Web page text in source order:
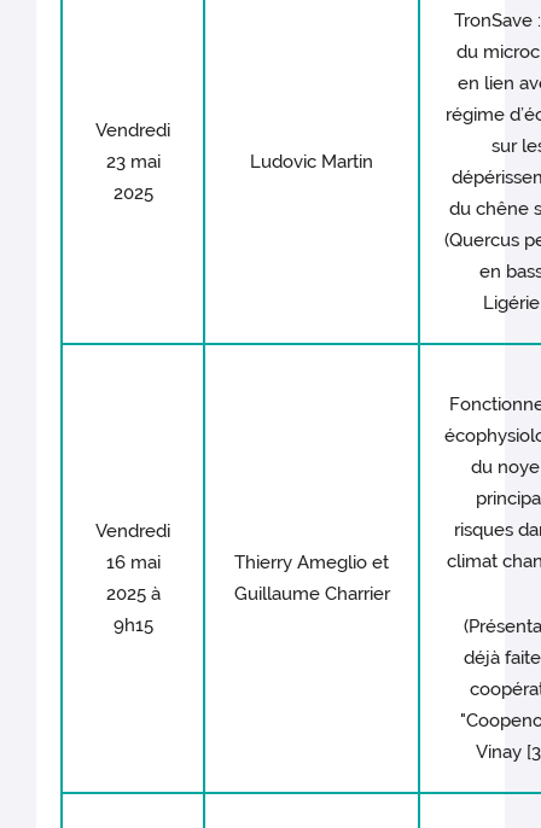
Vendredi
23 mai
2025
Ludovic Martin
TronSave
du
en lien
régime
sur
du chêne
(Quercus
en
Vendredi
16 mai
2025 à
9h15
Thierry Ameglio et
Guillaume Charrier
du
risques
climat
déjà
Vinay